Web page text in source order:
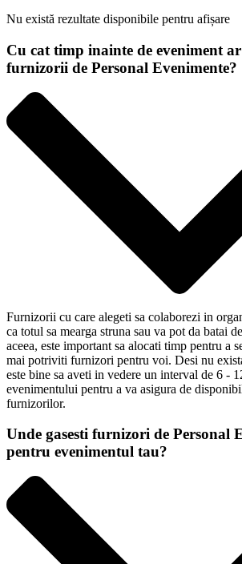
Nu există rezultate disponibile pentru afișare
Cu cat timp inainte de eveniment
furnizorii de Personal Evenimente?
Furnizorii cu care alegeti sa colaborezi in
ca totul sa mearga struna sau va pot da batai
aceea, este important sa alocati timp pentru a
mai potriviti furnizori pentru voi. Desi nu
este bine sa aveti in vedere un interval de 6 -
evenimentului pentru a va asigura de
furnizorilor.
Unde gasesti furnizori de Personal
pentru evenimentul tau?